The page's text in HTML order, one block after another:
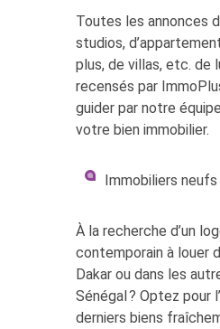
Toutes les annonces
studios,
plus, de villas, etc. de
recensés par
guider par notre
votre bien immobilier.
Immobiliers neufs
À la recherche d’un
contemporain à louer
Dakar ou dans les
Sénégal ? Optez pour
derniers biens